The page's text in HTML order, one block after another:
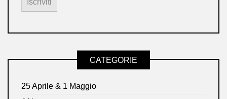
CATEGORIE
25 Aprile & 1 Maggio